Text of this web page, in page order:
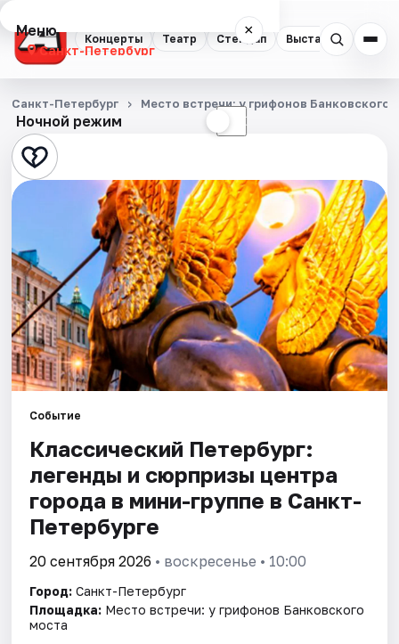
Концерты Театр Стендап Выставки
Меню ×
Санкт-Петербург
Концерты
Театр
Стендап
Квесты
Экскурсии
Спорт
События
Города
Площадки
Артисты
Рейтинги
Ночной режим ☾
Санкт-Петербург Место встречи: у грифонов Банковского
Событие
Классический Петербург:
легенды и сюрпризы центра
города в мини-группе в Санкт-
Петербурге
20 сентября 2026 • воскресенье • 10:00
Город: Санкт-Петербург
Площадка: Место встречи: у грифонов Банковского
моста